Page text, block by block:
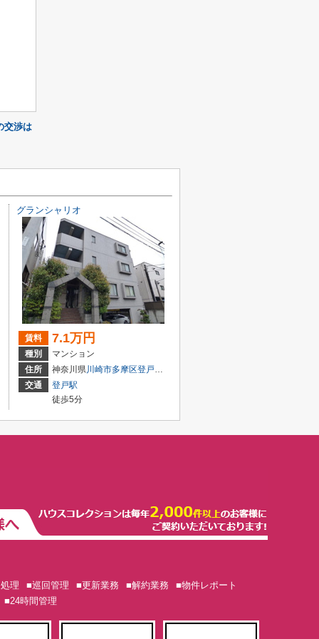
交渉は
グランシャリオ
賃料 7.1万円
種別
マンション
住所
神奈川県川崎市多摩区登戸新町
交通
登戸駅
徒歩5分
理 ■巡回管理 ■更新業務 ■解約業務
■物件レポート
■24時間管理